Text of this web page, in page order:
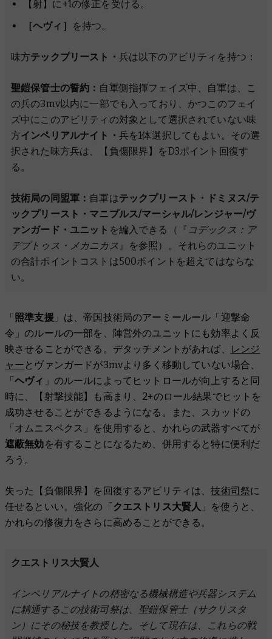
【射】に+1の修正を受ける。
［ヘヴィ］
を持つ。
味方テックプリースト・ 兵は以下のアビリティを持つ：
聖鎧保管士の誓約： 自軍側指揮フェイズ中、自軍は、こ
の兵の3mv以内に一部でも入っており、かつこのフェイ
ズ中にこのアビリティの対象として選択されていない味
方インペリアルナイト・ 兵を1体選択してもよい。その選
択された味方兵は、【負傷限界】をD3ポイント回復す
る。
技術局の同盟軍： 自軍はテックプリースト・ドミヌス/テ
ックプリースト・マニプルス/マーシャル/レンジャー/ヴ
ァンガード・ユニット を編入できる（『 コデックス：ア
デプトゥス・メカニカス 』を参照）。それらのユニット
の合計ポイントコストは500ポイントを超えてはならな
い。
「照準支援 」は、帝国技術局のアーミールール「迎撃命
令」のルールの一部を、陣営外のユニットにも効率よく反
映させることができる。デタッチメントがあれば、
レンジ
ャー とヴァンガードが3mvより多く移動していない場合、
「ヘヴィ 」のルールによってヒットロールが向上すると同
時に、【射撃技能】も高まり、2+のロール結果でヒットを
成功させることができるようになる。また、スカッドの
「オムニスペクス」を使用すると、かれらの武器すべてが
遮蔽無効を有することになるため、併用すると特に便利だ
ろう。
失った【負傷限界】を回復するアビリティは、技術司祭に
任せるといい。強化の「クエストリス大賢人 」を使うと、
かれらの修復力をさらに高めることができる。
クエストリス大賢人
インペリアルナイトの精密なる機械構造や兵器システム
に精通するこの技術司祭は、聖鎧保管士（サクリスタ
ン）にその秘技を教授した。そして現在は、これらの戦